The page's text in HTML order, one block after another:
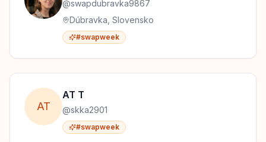
@swapdubravka9867
Dúbravka, Slovensko
#swapweek
AT
AT T
@skka2901
#swapweek